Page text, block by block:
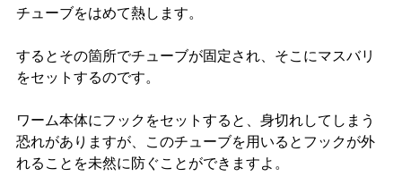
チューブをはめて熱します。
するとその箇所でチューブが固定され、そこにマスバリ
をセットするのです。
ワーム本体にフックをセットすると、身切れしてしまう
恐れがありますが、このチューブを用いるとフックが外
れることを未然に防ぐことができますよ。